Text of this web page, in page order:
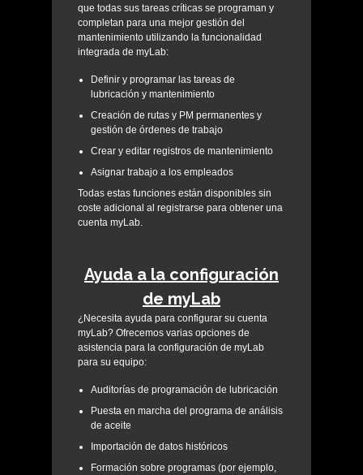
que todas sus tareas críticas se programan y
completan para una mejor gestión del
mantenimiento utilizando la funcionalidad
integrada de myLab:
Definir y programar las tareas de
lubricación y mantenimiento
Creación de rutas y PM permanentes y
gestión de órdenes de trabajo
Crear y editar registros de mantenimiento
Asignar trabajo a los empleados
Todas estas funciones están disponibles sin
coste adicional al registrarse para obtener una
cuenta myLab.
Ayuda a la configuración
de myLab
¿Necesita ayuda para configurar su cuenta
myLab? Ofrecemos varias opciones de
asistencia para la configuración de myLab
para su equipo:
Auditorías de programación de lubricación
Puesta en marcha del programa de análisis
de aceite
Importación de datos históricos
Formación sobre programas (por ejemplo,